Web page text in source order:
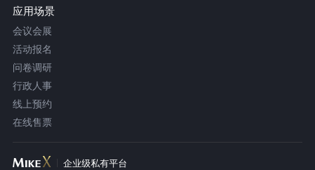
应用场景
会议会展
活动报名
问卷调研
行政人事
线上预约
在线售票
企业级私有平台